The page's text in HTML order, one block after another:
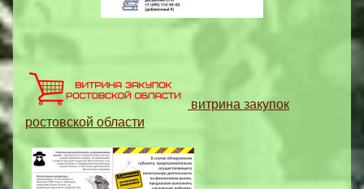
витрина закупок
ростовской области